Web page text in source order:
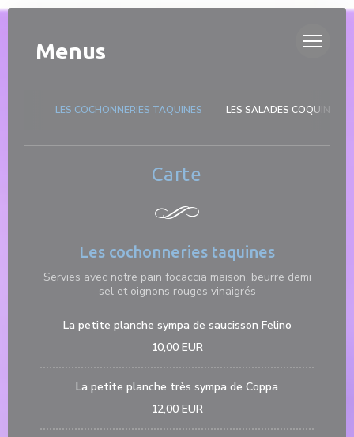
Personalizing your cookie choices
DUETTO
Menus
Carte
Les cochonneries taquines
Servies avec notre pain focaccia maison, beurre demi
sel et oignons rouges vinaigrés
La petite planche sympa de saucisson Felino
10,00 EUR
La petite planche très sympa de Coppa
12,00 EUR
LES COCHONNERIES TAQUINES LES SALADES COQUINES